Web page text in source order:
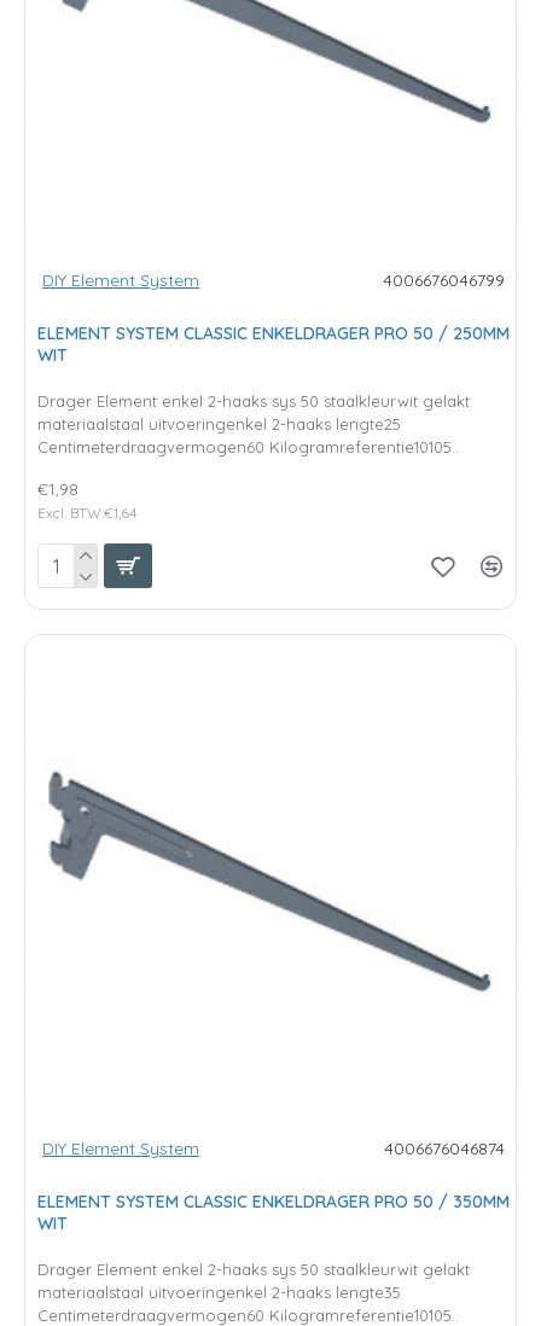
DIY Element System 4006676046799
ELEMENT SYSTEM CLASSIC ENKELDRAGER PRO 50 / 250MM
WIT
Drager Element enkel 2-haaks sys 50 staalkleurwit gelakt
materiaalstaal uitvoeringenkel 2-haaks lengte25
Centimeterdraagvermogen60 Kilogramreferentie10105..
€1,98
Excl. BTW:€1,64
DIY Element System 4006676046874
ELEMENT SYSTEM CLASSIC ENKELDRAGER PRO 50 / 350MM
WIT
Drager Element enkel 2-haaks sys 50 staalkleurwit gelakt
materiaalstaal uitvoeringenkel 2-haaks lengte35
Centimeterdraagvermogen60 Kilogramreferentie10105..